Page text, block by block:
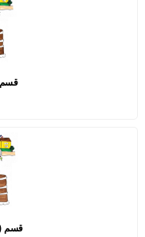
قسم(من 8
قسم ( من 9